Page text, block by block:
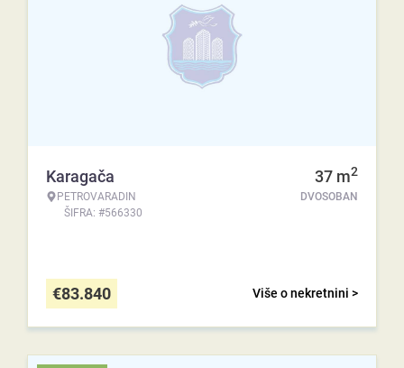
Karagača
PETROVARADIN
ŠIFRA: #566330
37 m2
DVOSOBAN
Više o nekretnini >
€83.840